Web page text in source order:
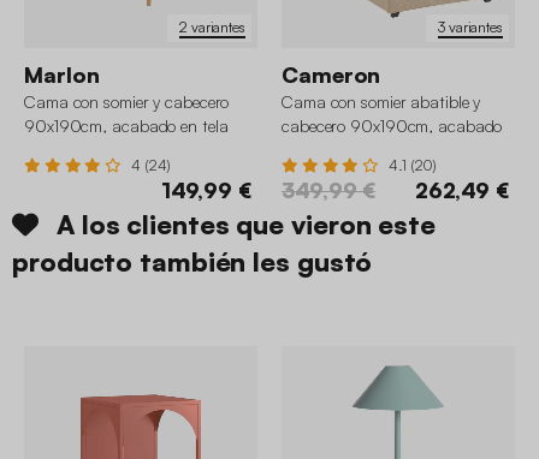
2 variantes
Marlon
Cama con somier y cabecero
90x190cm, acabado en tela
4 (24)
149,99 €
3 variantes
Cameron
Cama con somier abatible y
cabecero 90x190cm, acabado
4.1 (20)
349,99 € 262,49 €
A los clientes que vieron este
producto también les gustó